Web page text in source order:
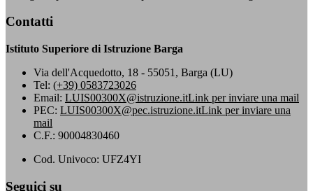
Contatti
Istituto Superiore di Istruzione Barga
Via dell'Acquedotto, 18 - 55051, Barga (LU)
Tel: (+39) 0583723026
Email: LUIS00300X@istruzione.itLink per inviare una mail
PEC: LUIS00300X@pec.istruzione.itLink per inviare una
mail
C.F.: 90004830460
Cod. Univoco: UFZ4YI
Seguici su